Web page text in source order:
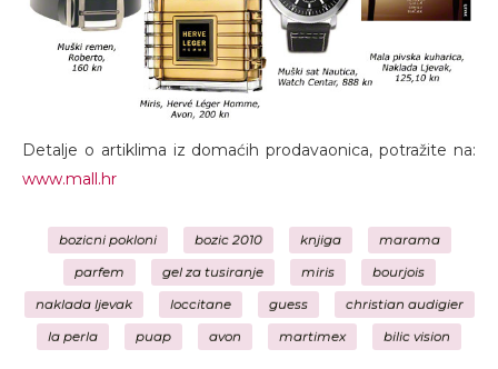
Detalje o artiklima iz domaćih prodavaonica, potražite na:
www.mall.hr
bozicni pokloni bozic 2010 knjiga marama
parfem gel za tusiranje miris bourjois
naklada ljevak loccitane guess christian audigier
la perla puap avon martimex bilic vision